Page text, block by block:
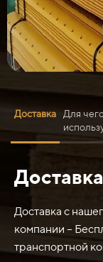
Доставка
Для
Доставка с
компании –
транспортной
Нож средний
(1040х180х20)
который
работах для